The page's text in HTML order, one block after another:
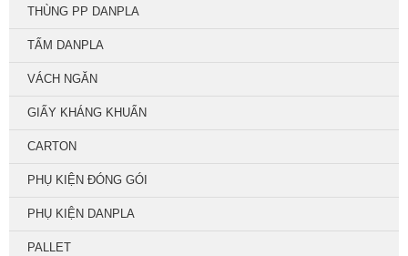
THÙNG PP DANPLA
TẤM DANPLA
VÁCH NGĂN
GIẤY KHÁNG KHUẨN
CARTON
PHỤ KIỆN ĐÓNG GÓI
PHỤ KIỆN DANPLA
PALLET